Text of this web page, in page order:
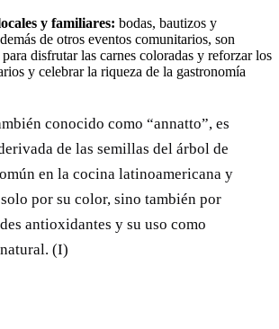
y familiares: bodas, bautizos y
de otros eventos comunitarios, son
disfrutar las carnes coloradas y reforzar los
y celebrar la riqueza de la gastronomía
conocido como “annatto”, es
de las semillas del árbol de
en la cocina latinoamericana y
por su color, sino también por
antioxidantes y su uso como
(I)